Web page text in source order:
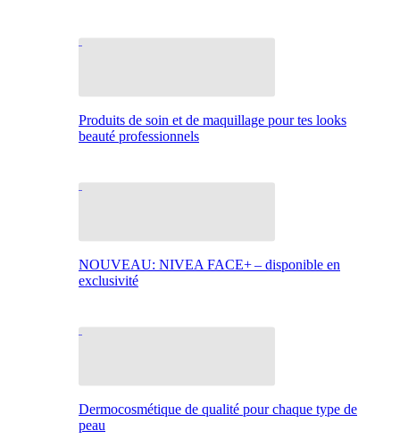
Produits de soin et de maquillage pour tes looks
beauté professionnels
NOUVEAU: NIVEA FACE+ – disponible en
exclusivité
Dermocosmétique de qualité pour chaque type de
peau